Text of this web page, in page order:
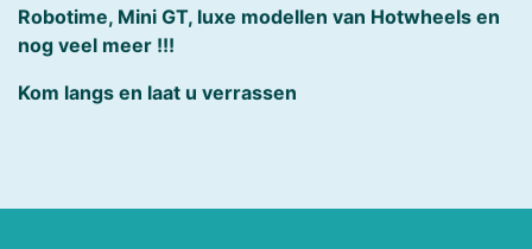
Robotime, Mini GT, luxe modellen van Hotwheels en
nog veel meer !!!
Kom langs en laat u verrassen